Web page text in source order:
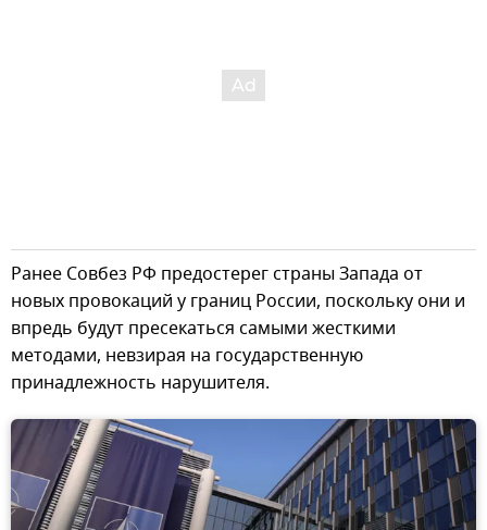
Ранее Совбез РФ предостерег страны Запада от
новых провокаций у границ России, поскольку они и
впредь будут пресекаться самыми жесткими
методами, невзирая на государственную
принадлежность нарушителя.